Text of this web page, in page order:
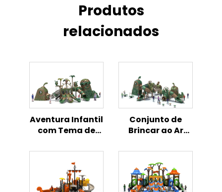
Produtos
relacionados
Aventura Infantil
com Tema de
Playground ao Ar
Livre
Conjunto de
Brincar ao Ar
Crianças com
Tema de Frango